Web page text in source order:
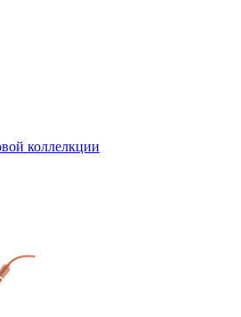
коллелкции